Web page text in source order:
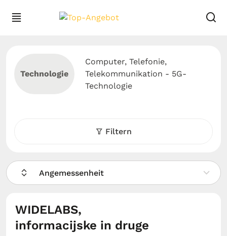
Technologie
Computer, Telefonie,
Telekommunikation - 5G-
Technologie
Filtern
Angemessenheit
WIDELABS,
informacijske in druge